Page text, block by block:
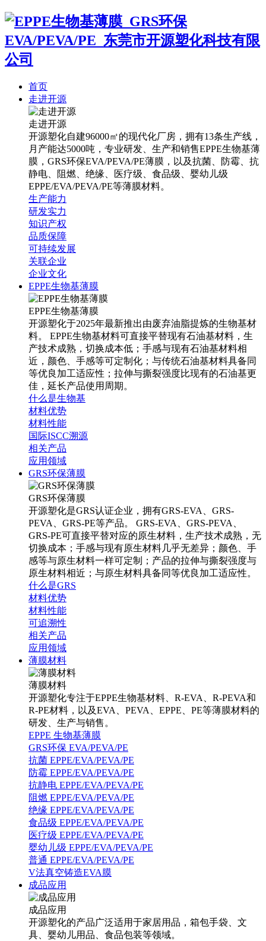
首页
走进开源
走进开源
开源塑化自建96000㎡的现代化厂房，拥有13条生产线，
月产能达5000吨，专业研发、生产和销售EPPE生物基薄
膜，GRS环保EVA/PEVA/PE薄膜，以及抗菌、防霉、抗
静电、阻燃、绝缘、医疗级、食品级、婴幼儿级
EPPE/EVA/PEVA/PE等薄膜材料。
生产能力
研发实力
知识产权
品质保障
可持续发展
关联企业
企业文化
EPPE生物基薄膜
EPPE生物基薄膜
开源塑化于2025年最新推出由废弃油脂提炼的生物基材
料。 EPPE生物基材料可直接平替现有石油基材料，生
产技术成熟，切换成本低；手感与现有石油基材料相
近，颜色、手感等可定制化；与传统石油基材料具备同
等优良加工适应性；拉伸与撕裂强度比现有的石油基更
佳，延长产品使用周期。
什么是生物基
材料优势
材料性能
国际ISCC溯源
相关产品
应用领域
GRS环保薄膜
GRS环保薄膜
开源塑化是GRS认证企业，拥有GRS-EVA、GRS-
PEVA、GRS-PE等产品。 GRS-EVA、GRS-PEVA、
GRS-PE可直接平替对应的原生材料，生产技术成熟，无
切换成本；手感与现有原生材料几乎无差异；颜色、手
感等与原生材料一样可定制；产品的拉伸与撕裂强度与
原生材料相近；与原生材料具备同等优良加工适应性。
什么是GRS
材料优势
材料性能
可追溯性
相关产品
应用领域
薄膜材料
薄膜材料
开源塑化专注于EPPE生物基材料、R-EVA、R-PEVA和
R-PE材料，以及EVA、PEVA、EPPE、PE等薄膜材料的
研发、生产与销售。
EPPE 生物基薄膜
GRS环保 EVA/PEVA/PE
抗菌 EPPE/EVA/PEVA/PE
防霉 EPPE/EVA/PEVA/PE
抗静电 EPPE/EVA/PEVA/PE
阻燃 EPPE/EVA/PEVA/PE
绝缘 EPPE/EVA/PEVA/PE
食品级 EPPE/EVA/PEVA/PE
医疗级 EPPE/EVA/PEVA/PE
婴幼儿级 EPPE/EVA/PEVA/PE
普通 EPPE/EVA/PEVA/PE
V法真空铸造EVA膜
成品应用
成品应用
开源塑化的产品广泛适用于家居用品，箱包手袋、文
具、婴幼儿用品、食品包装等领域。